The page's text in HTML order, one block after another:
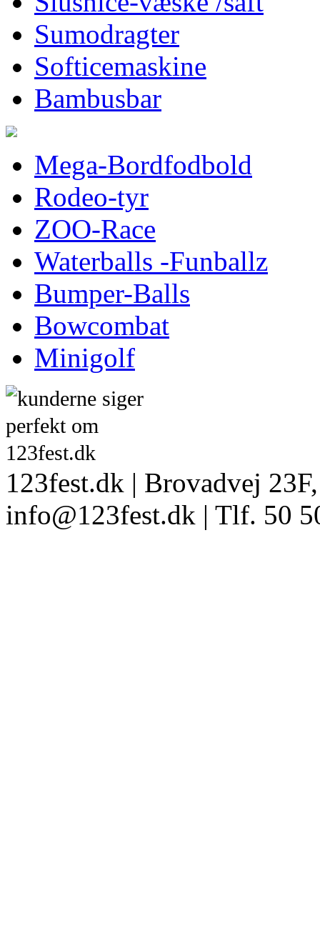
Sumodragter
Softicemaskine
Bambusbar
Mega-Bordfodbold
Rodeo-tyr
ZOO-Race
Waterballs -Funballz
Bumper-Balls
Bowcombat
Minigolf
123fest.dk | Brovadvej
info@123fest.dk | Tlf. 50